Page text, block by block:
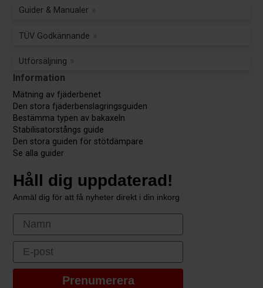
Guider & Manualer
TÜV Godkännande
Utförsäljning
Information
Mätning av fjäderbenet
Den stora fjäderbenslagringsguiden
Bestämma typen av bakaxeln
Stabilisatorstångs guide
Den stora guiden för stötdämpare
Se alla guider
Håll dig uppdaterad!
Anmäl dig för att få nyheter direkt i din inkorg
First Name
Email
Prenumerera